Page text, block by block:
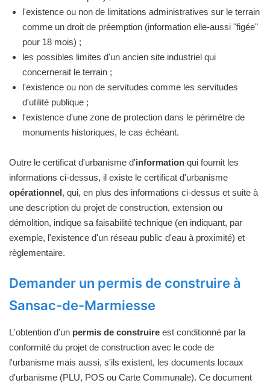
l'existence ou non de limitations administratives sur le terrain
comme un droit de préemption (information elle-aussi "figée"
pour 18 mois) ;
les possibles limites d'un ancien site industriel qui
concernerait le terrain ;
l'existence ou non de servitudes comme les servitudes
d'utilité publique ;
l'existence d'une zone de protection dans le périmètre de
monuments historiques, le cas échéant.
Outre le certificat d'urbanisme d'information qui fournit les
informations ci-dessus, il existe le certificat d'urbanisme
opérationnel, qui, en plus des informations ci-dessus et suite à
une description du projet de construction, extension ou
démolition, indique sa faisabilité technique (en indiquant, par
exemple, l'existence d'un réseau public d'eau à proximité) et
règlementaire.
Demander un permis de construire à
Sansac-de-Marmiesse
L'obtention d'un permis de construire est conditionné par la
conformité du projet de construction avec le code de
l'urbanisme mais aussi, s'ils existent, les documents locaux
d'urbanisme (PLU, POS ou Carte Communale). Ce document